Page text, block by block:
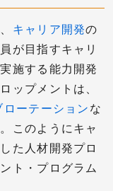
キャリア開発の
が目指すキャリ
施する能力開発
ップメントは、
ローテーション な
このようにキャ
た人材開発プロ
ト・プログラム